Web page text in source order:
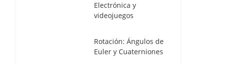
Electrónica y
videojuegos
Rotación: Ángulos de
Euler y Cuaterniones